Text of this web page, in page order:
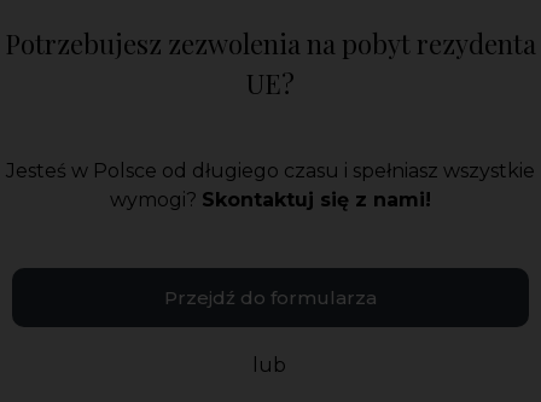
Potrzebujesz zezwolenia na pobyt rezydenta
UE?
Jesteś w Polsce od długiego czasu i spełniasz wszystkie
wymogi? Skontaktuj się z nami!
Przejdź do formularza
lub